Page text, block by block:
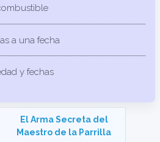
a una fecha
y fechas
El Arma Secreta del
Maestro de la Parrilla